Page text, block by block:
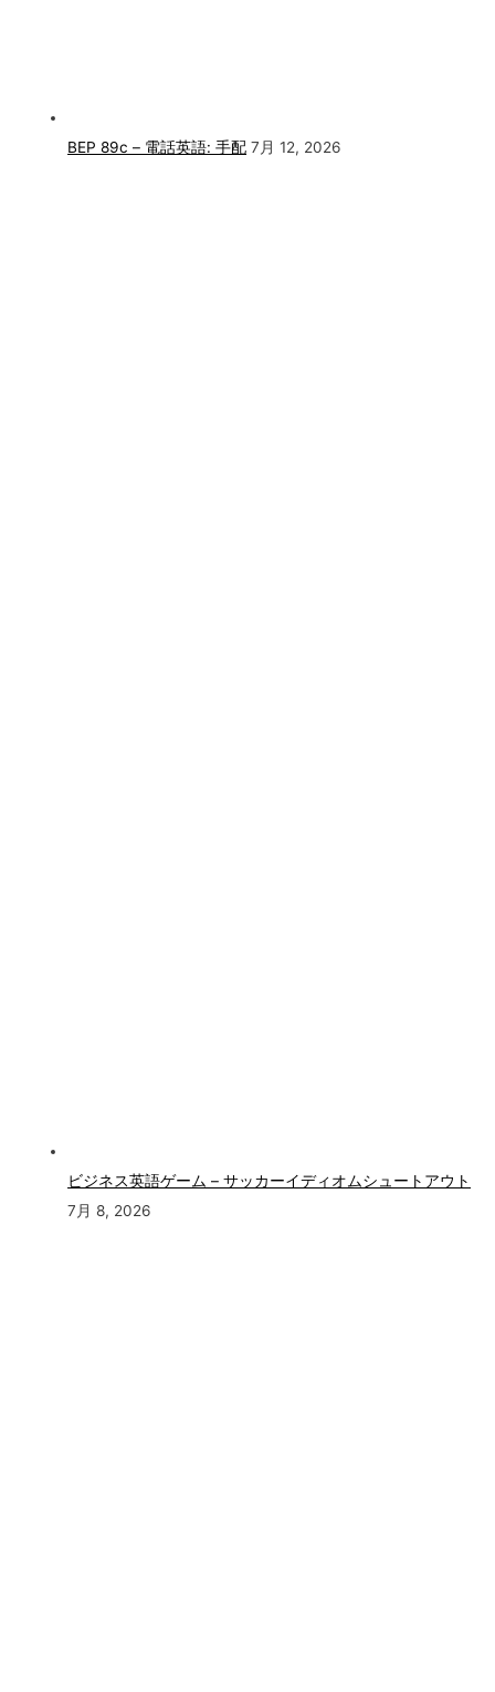
BEP 89c – 電話英語: 手配 7月 12, 2026
ビジネス英語ゲーム – サッカーイディオムシュートアウト
7月 8, 2026